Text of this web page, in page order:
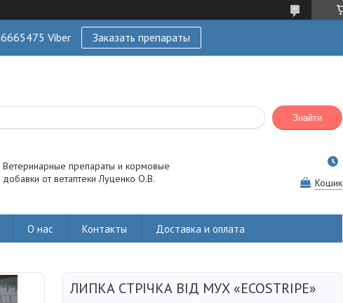
Viber Заказать препараты
Знайти
Ветеринарные препараты и кормовые
добавки от ветаптеки Луценко О.В.
Кошик
О нас Контакты Доставка и оплата
ЛИПКА СТРІЧКА ВІД МУХ «ECOSTRIPE»